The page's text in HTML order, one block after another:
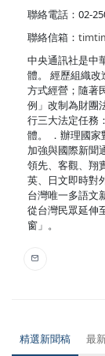
聯絡電話：02-
聯絡信箱：
中央通訊社是中
體。 經歷組織
方式經營；隨著
例」改制為財團
行三大法定任務
體。 ．辦理國家
加強與國際新聞
領先、客觀、翔
英、日文即時對
台灣唯一多語文
從台灣民眾延伸
窗」。
精選新聞稿 最